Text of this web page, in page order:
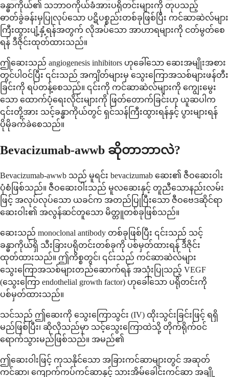
ခန္ဓာကိုယ်၏ သဘာဝကိုယ်ခံအားပရိုတင်းများကို တုပသည့်
ဓာတ်ခွဲခန်းမှပြုလုပ်သော ပဋိပစ္စည်းတစ်ခုဖြစ်ပြီး ကင်ဆာဆဲလ်များ
ကြီးထွားပျံ့နှံ့ရန်အတွက် လိုအပ်သော အာဟာရများကို ငတ်မွတ်စေ
ရန် ဒီဇိုင်းထုတ်ထားသည်။
ဤဆေးသည် angiogenesis inhibitors ဟုခေါ်သော ဆေးအမျိုးအစား
တွင်ပါဝင်ပြီး ၎င်းသည် အကျိတ်များမှ သွေးကြောအသစ်များဖန်တီး
ခြင်းကို ရပ်တန့်စေသည်။ ၎င်းကို ကင်ဆာဆဲလ်များကို ကျွေးမွေး
သော ထောက်ပံ့ရေးလိုင်းများကို ဖြတ်တောက်ခြင်းဟု ယူဆပါက
၎င်းတို့အား သင့်ခန္ဓာကိုယ်တွင် ရှင်သန်ကြီးထွားရန်နှင့် ပွားများရန်
ပိုမိုခက်ခဲစေသည်။
Bevacizumab-awwb ဆိုတာဘာလဲ?
Bevacizumab-awwb သည် မူရင်း bevacizumab ဆေး၏ ဇီဝဆေးဝါး
ပုံစံဖြစ်သည်။ ဇီဝဆေးဝါးသည် မူလဆေးနှင့် တူညီသောနည်းလမ်း
ဖြင့် အလုပ်လုပ်သော ယခင်က အတည်ပြုပြီးသော ဇီဝဗေဒဆိုင်ရာ
ဆေးဝါး၏ အလွန်ဆင်တူသော မိတ္တူတစ်ခုဖြစ်သည်။
ဆေးသည် monoclonal antibody တစ်ခုဖြစ်ပြီး ၎င်းသည် သင့်
ခန္ဓာကိုယ်ရှိ သီးခြားပရိုတင်းတစ်ခုကို ပစ်မှတ်ထားရန် ဒီဇိုင်း
ထုတ်ထားသည်။ ဤကိစ္စတွင်၊ ၎င်းသည် ကင်ဆာဆဲလ်များ
သွေးကြောအသစ်များတည်ဆောက်ရန် အသုံးပြုသည့် VEGF
(သွေးကြော endothelial growth factor) ဟုခေါ်သော ပရိုတင်းကို
ပစ်မှတ်ထားသည်။
သင်သည် ဤဆေးကို သွေးကြောသွင်း (IV) ထိုးသွင်းခြင်းဖြင့် ရရှိ
မည်ဖြစ်ပြီး၊ ဆိုလိုသည်မှာ သင့်သွေးကြောထဲသို့ တိုက်ရိုက်ဝင်
ရောက်သွားမည်ဖြစ်သည်။ အမည်၏
ဤဆေးဝါးဖြင့် ကုသနိုင်သော အခြားကင်ဆာများတွင် အဆုတ်
ကင်ဆာ၊ ကျောက်ကပ်ကင်ဆာနှင့် သားအိမ်ခေါင်းကင်ဆာ အချို့